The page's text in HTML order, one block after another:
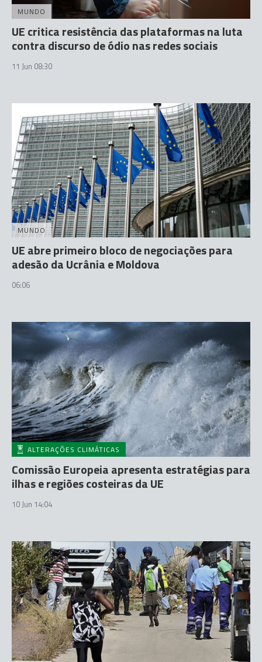
MUNDO
UE critica resistência das plataformas na luta
contra discurso de ódio nas redes sociais
11 Jun 08:30
MUNDO
UE abre primeiro bloco de negociações para
adesão da Ucrânia e Moldova
06:06
ALTERAÇÕES CLIMÁTICAS
Comissão Europeia apresenta estratégias para
ilhas e regiões costeiras da UE
10 Jun 14:04